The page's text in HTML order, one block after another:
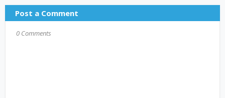
Post a Comment
0 Comments